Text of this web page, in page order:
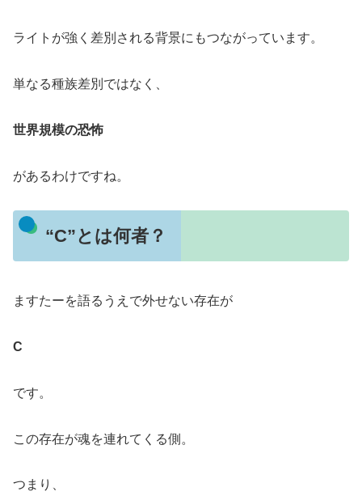
ライトが強く差別される背景にもつながっています。
単なる種族差別ではなく、
世界規模の恐怖
があるわけですね。
“C”とは何者？
ますたーを語るうえで外せない存在が
C
です。
この存在が魂を連れてくる側。
つまり、